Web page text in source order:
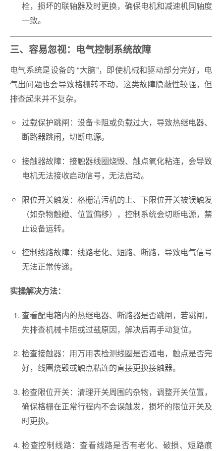
栓，损坏的联轴器及时更换，确保电机和减速机同轴度
一致。
三、容易忽视：电气控制系统故障
电气系统是设备的 “大脑”，即使机械和驱动部分完好，电
气出问题也会导致格栅转不动，这类故障隐蔽性较强，但
排查起来并不复杂。
过载保护跳闸：设备卡阻或负载过大，导致热继电器、
断路器跳闸，切断电源。
接触器故障：接触器线圈烧毁、触点氧化粘连，会导致
电机无法接收启动信号，无法启动。
限位开关触发：格栅清污机的上、下限位开关被误触发
（如杂物触碰、位置偏移），控制系统会切断电源，禁
止设备运转。
控制线路故障：线路老化、短路、断路，导致电气信号
无法正常传递。
实操解决方法：
查看配电箱内的热继电器、断路器是否跳闸，若跳闸，
先排查机械卡阻或过载原因，解决后再手动复位。
检查接触器：用万用表检测线圈是否通电，触点是否完
好，线圈烧毁或触点粘连的直接更换接触器。
检查限位开关：清理开关周围的杂物，调整开关位置，
确保格栅在正常行程内不会误触发，损坏的限位开关及
时更换。
检查控制线路：查看线路是否有老化、破损、短路痕